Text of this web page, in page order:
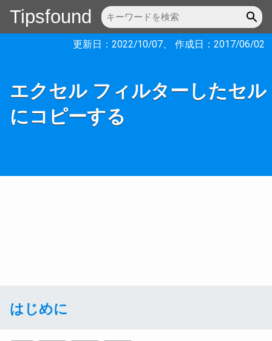
Tipsfound
更新日： 2022/10/07、 作成日： 2017/06/02
エクセル フィルターしたセル
にコピーする
はじめに